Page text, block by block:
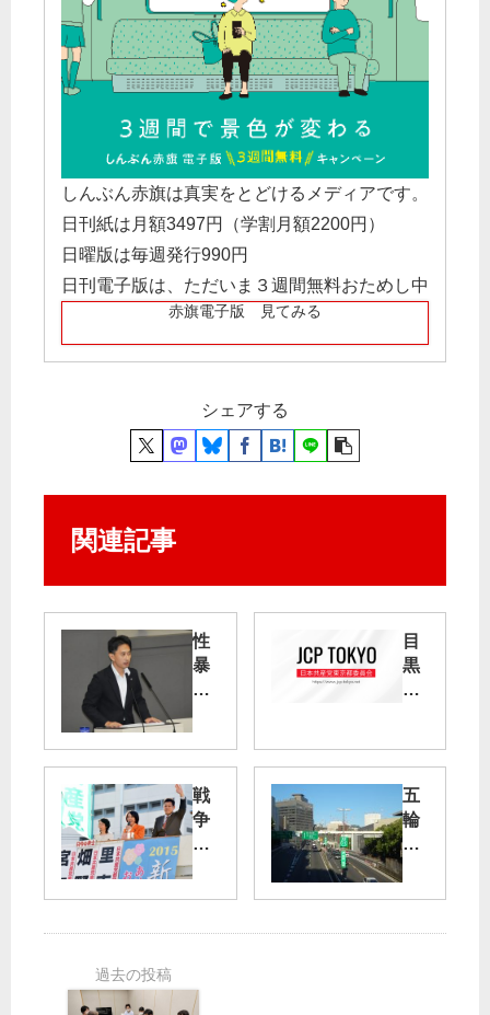
しんぶん赤旗は真実をとどけるメディアです。
日刊紙は月額3497円（学割月額2200円）
日曜版は毎週発行990円
日刊電子版は、ただいま３週間無料おためし中
赤旗電子版 見てみる
シェアする
関連記事
性
暴
力
さ
直
視
白
石
が
目
黒
区
予
定
候
補
戦
争
へ
さ
い
五
輪
・
パ
間